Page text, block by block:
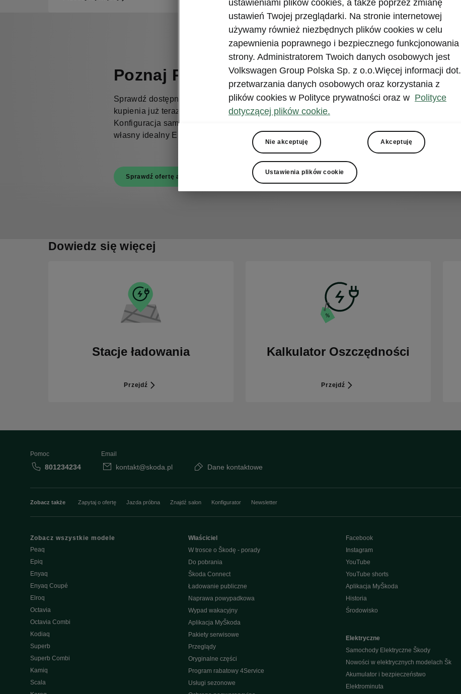
Poznaj RS
Sprawdź dostępne modele samochodów do
kupienia już teraz lub przejdź do sekcji
Konfiguracja samochodu, aby stworzyć swój
własny idealny Elroq.
Sprawdź ofertę aut od ręki Skonfiguruj model
Dowiedz się więcej
Stacje ładowania
Przejdź
Kalkulator Oszczędności
Przejdź
Pomoc
801234234
Email
kontakt@skoda.pl Dane kontaktowe
Zobacz także Zapytaj o ofertę Jazda próbna Znajdź salon Konfigurator Newsletter
Zobacz wszystkie modele
Peaq
Epiq
Enyaq
Enyaq Coupé
Elroq
Octavia
Octavia Combi
Kodiaq
Superb
Superb Combi
Kamiq
Scala
Właściciel
W trosce o Škodę - porady
Do pobrania
Škoda Connect
Ładowanie publiczne
Naprawa powypadkowa
Wypad wakacyjny
Aplikacja MyŠkoda
Pakiety serwisowe
Przeglądy
Oryginalne części
Program rabatowy 4Service
Usługi sezonowe
Facebook
Instagram
YouTube
YouTube shorts
Aplikacja MyŠkoda
Historia
Środowisko
Elektryczne
Samochody Elektryczne Škody
Nowości w elektrycznych modelach Šk
Akumulator i bezpieczeństwo
Elektrominuta
ustawieniami plików cookies, a także poprzez zmianę
ustawień Twojej przeglądarki. Na stronie internetowej
używamy również niezbędnych plików cookies w celu
zapewnienia poprawnego i bezpiecznego funkcjonowania
strony. Administratorem Twoich danych osobowych jest
Volkswagen Group Polska Sp. z o.o.Więcej informacji dot.
przetwarzania danych osobowych oraz korzystania z
plików cookies w Polityce prywatności oraz w Polityce
dotyczącej plików cookie.
Nie akceptuję Akceptuję
Ustawienia plików cookie